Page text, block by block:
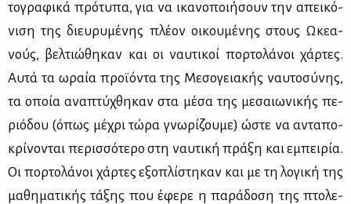
το­γρα­φι­κά πρό­τυ­πα, για να ικα­νο­ποι­ή­σουν την απει­κό­
νι­ση της διευ­ρυ­μέ­νης πλέ­ον οι­κου­μέ­νης στους Ωκε­α­
νούς, βελ­τιώ­θη­καν και οι ναυ­τι­κοί πορ­το­λά­νοι χάρ­τες.
Αυ­τά τα ωραία προ­ϊ­ό­ντα της Με­σο­γεια­κής ναυ­το­σύ­νης,
τα οποία ανα­πτύ­χθη­καν στα μέ­σα της με­σαιω­νι­κής πε­
ριό­δου (όπως μέ­χρι τώ­ρα γνω­ρί­ζου­με) ώστε να αντα­πο­
κρί­νο­νται πε­ρισ­σό­τε­ρο στη ναυ­τι­κή πρά­ξη και εμπει­ρία.
Οι πορ­το­λά­νοι χάρ­τες εξο­πλί­στη­καν και με τη λο­γι­κή της
μα­θη­μα­τι­κής τά­ξης που έφε­ρε η πα­ρά­δο­ση της πτο­λε­